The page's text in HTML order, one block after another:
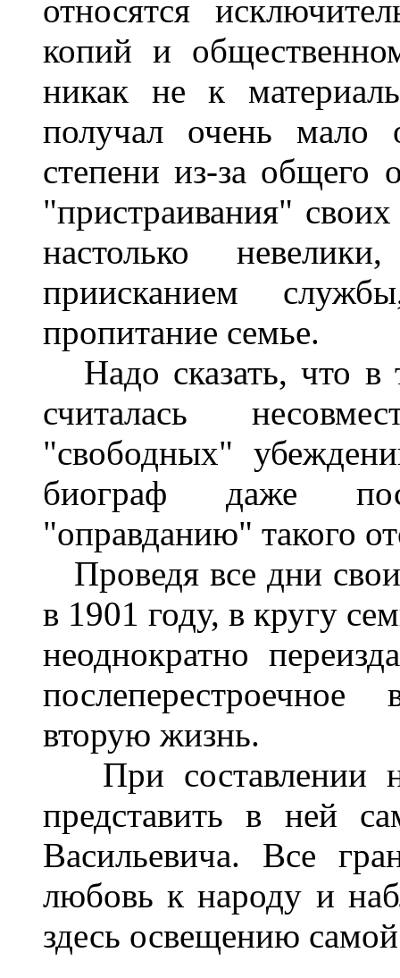
относятся
копий и
никак не к
получал очень мало
степени из-за общего
"пристраивания"
настолько
приисканием
пропитание семье.
Надо сказать, что в
считалась
"свободных"
биограф даже
"оправданию" такого
Проведя все дни
в 1901 году, в кругу
неоднократно
вторую жизнь.
При составлении
представить в ней
Васильевича. Все
любовь к народу и
здесь освещению